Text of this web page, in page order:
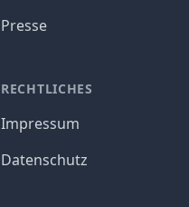
Presse
RECHTLICHES
Impressum
Datenschutz